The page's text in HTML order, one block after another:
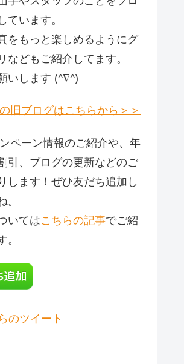
ています。
をもっと楽しめるようにグ
などもご紹介してます。
いします (^∇^)
旧ブログはこちらから＞＞
ペーン情報のご紹介や、年
引、ブログの更新などのご
します！ぜひ友だち追加し
。
いてはこちらの記事でご紹
。
のツイート